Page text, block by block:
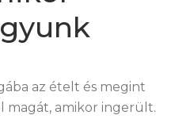
az ételt és megint
magát, amikor ingerült.